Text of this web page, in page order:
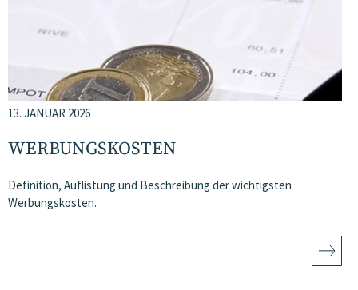
13. JANUAR 2026
WERBUNGSKOSTEN
Definition, Auflistung und Beschreibung der wichtigsten
Werbungskosten.